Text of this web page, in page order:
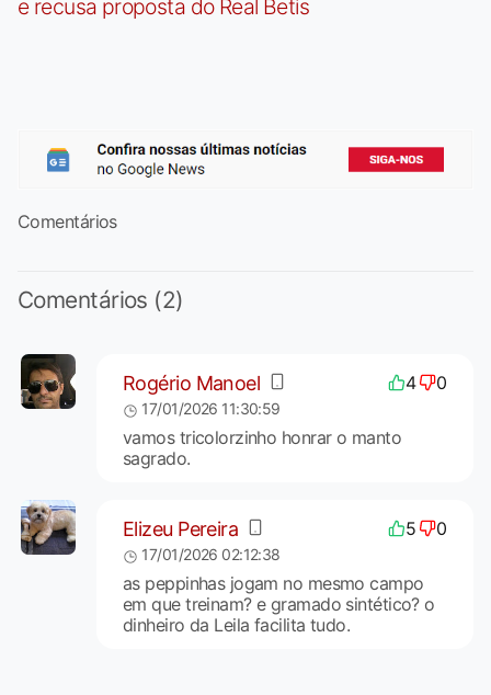
e recusa proposta do Real Betis
Comentários
Comentários (2)
Rogério Manoel 4 0
17/01/2026 11:30:59
vamos tricolorzinho honrar o manto
sagrado.
Elizeu Pereira 5 0
17/01/2026 02:12:38
as peppinhas jogam no mesmo campo
em que treinam? e gramado sintético? o
dinheiro da Leila facilita tudo.